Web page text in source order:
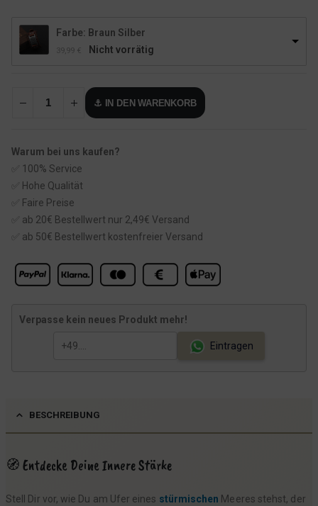
Farbe: Braun Silber
39,99 € Nicht vorrätig
⚓ IN DEN WARENKORB
Warum bei uns kaufen?
✅ 100% Service
✅ Hohe Qualität
✅ Faire Preise
✅ ab 20€ Bestellwert nur 2,49€ Versand
✅ ab 50€ Bestellwert kostenfreier Versand
Verpasse kein neues Produkt mehr!
Eintragen
BESCHREIBUNG
🧭 Entdecke Deine Innere Stärke
Stell Dir vor, wie Du am Ufer eines stürmischen Meeres stehst, der